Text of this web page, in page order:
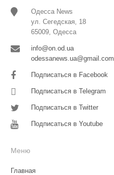
Одесса News
ул. Сегедская, 18
65009, Одесса
info@on.od.ua
odessanews.ua@gmail.com
Подписаться в Facebook
Подписаться в Telegram
Подписаться в Twitter
Подписаться в Youtube
Меню
Главная